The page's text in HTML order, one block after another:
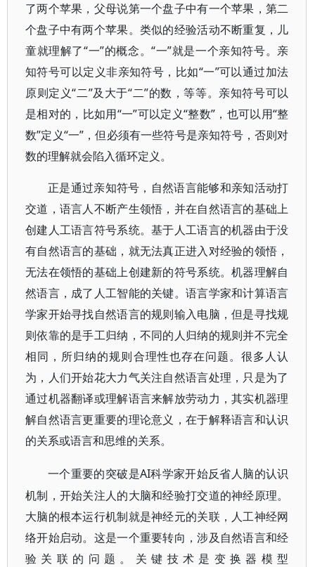
了两个苹果，父母说第一个盘子中有一个苹果，第二
个盘子中有两个苹果。类似的经验活动不断重复，儿
童就理解了“一”的概念。“一”就是一个亲知符号。亲
知符号可以定义非亲知符号，比如“一”可以通过加法
原则定义“二”及大于“二”的数，等等。亲知符号可以
是相对的，比如用“一”可以定义“整数”，也可以用“整
数”定义“一”，但必须有一些符号是亲知符号，否则对
数的理解就会陷入循环定义。
正是通过亲知符号，自然语言能够和亲知活动打
交道，语言人不断产生领悟，并在自然语言的基础上
创建人工语言符号系统。基于人工语言的机器由于没
有自然语言的基础，就无法真正进入对经验的领悟，
无法在领悟的基础上创建新的符号系统。机器理解自
然语言，成了人工智能的关键。语言学家和计算语言
学家开始寻找自然语言的规则输入电脑，但是寻找规
则依靠的是手工归纳，不同的人归纳的规则并不完全
相同，所归纳的规则合理性也存在问题。很多人认
为，人们开始花大力气关注自然语言处理，只是为了
通过机器翻译或理解语言来解放劳动力，其实机器理
解自然语言更重要的理论意义，在于解释语言和认识
的关系或语言和思维的关系。
一个重要的突破是AI科学家开始反省人脑的认识
机制，开始关注人的大脑和经验打交道的神经原理。
大脑的根本运行机制就是神经元的关联，人工神经网
络开始启动。这是一个重要转向，涉及自然语言和经
验关联的问题。关键技术是变换器模型